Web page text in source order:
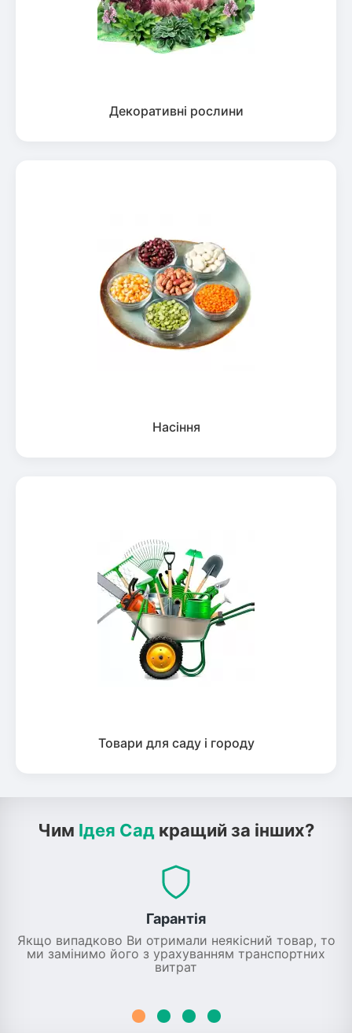
Декоративні рослини
Насіння
Товари для саду і городу
Чим Ідея Сад кращий за інших?
Гарантія
Якщо випадково Ви отримали неякісний товар, то
ми замінимо його з урахуванням транспортних
витрат